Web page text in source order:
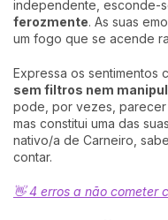
independente, esconde-
ferozmente. As suas
um fogo que se acende
Expressa os sentimentos
sem filtros nem
pode, por vezes, parecer
mas constitui uma das
nativo/a de Carneiro,
contar.
👋 4 erros a não cometer